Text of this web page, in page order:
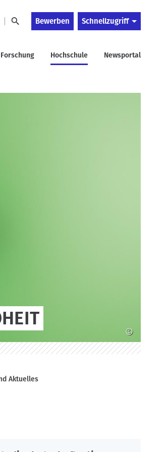
Bewerben Schnellzugriff
Forschung Hochschule Newsportal
©
Aktuelles